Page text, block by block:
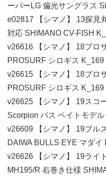
ーパーLG 偏光サングラス
e02817 【シマノ】 13探見
対応 SHIMANO CV-FISH
v26616 【シマノ】 18プロ
PROSURF シロギス
v26615 【シマノ】 18プロ
PROSURF シロギス
v26625 【シマノ】 19スコ
Scorpion バス ベイトモデ
v26609 【シマノ】 19ブル
DAIWA BULLS EYE マダ
v26626 【シマノ】 19ライ
MH195/R 右巻き仕様